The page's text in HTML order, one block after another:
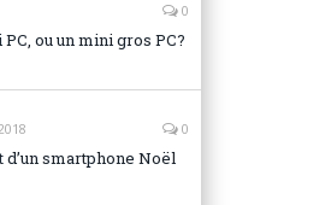
0
ou un mini gros PC?
0
d’un smartphone Noël